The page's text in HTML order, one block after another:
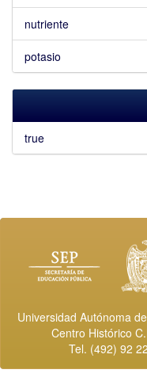
nutriente
potasio
true
Universidad Autónoma
Centro Histórico
Tel. (492) 92